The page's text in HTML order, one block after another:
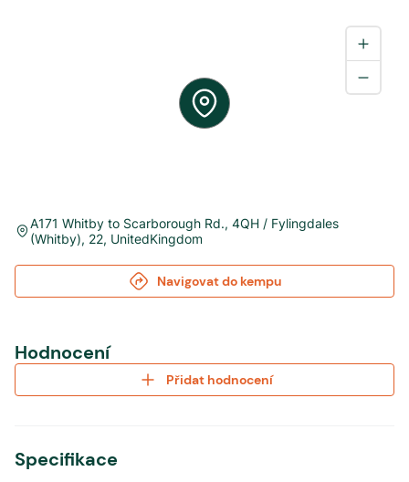
A171 Whitby to Scarborough Rd.,4QH / Fylingdales
(Whitby), 22, UnitedKingdom
Navigovat do kempu
Hodnocení
Přidat hodnocení
Specifikace